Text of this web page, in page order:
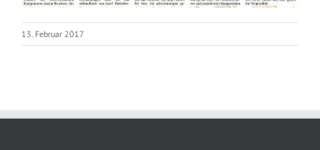
13. Februar 2017